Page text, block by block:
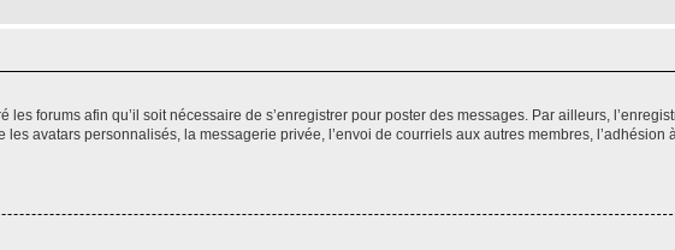
forums afin qu’il soit nécessaire de s’enregistrer pour poster des messages. Par ailleurs,
avatars personnalisés, la messagerie privée, l’envoi de courriels aux autres membres, l’adhésion